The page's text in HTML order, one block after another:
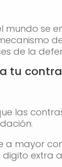
mundo se
de la
tu
las
a mayor
extra